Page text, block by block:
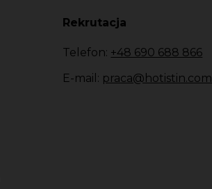
Rekrutacja
Telefon: +48 690 688 866
E-mail: praca@hotistin.com